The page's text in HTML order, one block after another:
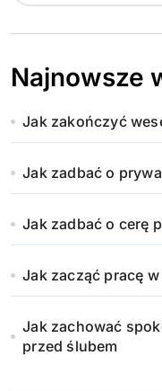
Najnowsze
Jak zakończyć
Jak zadbać o
Jak zadbać o cerę
Jak zacząć pracę
Jak zachować
przed ślubem